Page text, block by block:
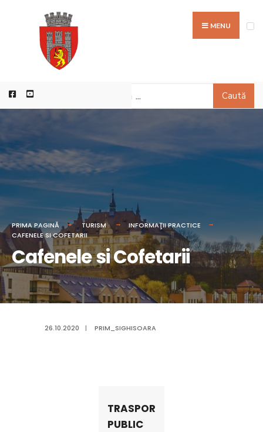
MENU
Caută
PRIMA PAGINĂ TURISM
INFORMAŢII PRACTICE
CAFENELE SI COFETARII
Cafenele si Cofetarii
26.10.2020 | PRIM_SIGHISOARA
TRASPORT
PUBLIC